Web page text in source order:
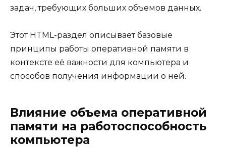
задач, требующих больших объемов данных.
Этот HTML-раздел описывает базовые
принципы работы оперативной памяти в
контексте её важности для компьютера и
способов получения информации о ней.
Влияние объема оперативной
памяти на работоспособность
компьютера